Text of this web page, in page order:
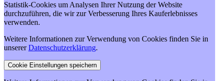
Statistik-Cookies um Analysen Ihrer Nutzung der Website
durchzuführen, die wir zur Verbesserung Ihres Kauferlebnisses
verwenden.
Weitere Informationen zur Verwendung von Cookies finden Sie in
unsererDatenschutzerklärung.